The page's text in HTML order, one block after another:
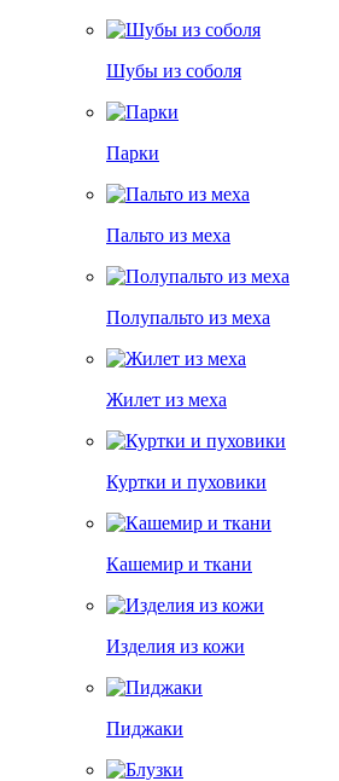
Шубы из соболя
Парки
Пальто из меха
Полупальто из меха
Жилет из меха
Куртки и пуховики
Кашемир и ткани
Изделия из кожи
Пиджаки